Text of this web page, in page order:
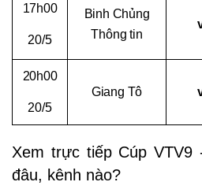
17h00
20/5
Binh Chủng
Thông tin
20h00
20/5
Giang Tô
Xem trực tiếp Cúp
đâu, kênh nào?